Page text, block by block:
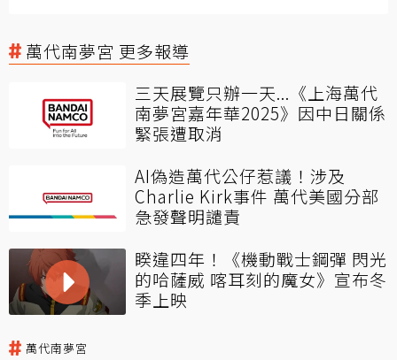
萬代南夢宮 更多報導
三天展覽只辦一天...《上海萬代
南夢宮嘉年華2025》因中日關係
緊張遭取消
AI偽造萬代公仔惹議！涉及
Charlie Kirk事件 萬代美國分部
急發聲明譴責
睽違四年！《機動戰士鋼彈 閃光
的哈薩威 喀耳刻的魔女》宣布冬
季上映
萬代南夢宮